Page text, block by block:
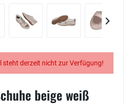
steht derzeit nicht zur Verfügung!
beige weiß